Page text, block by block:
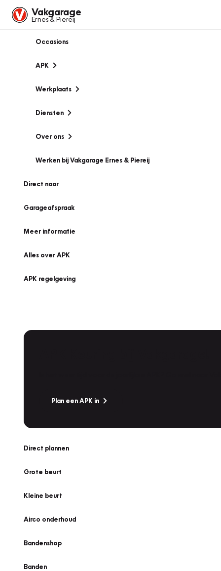
Vakgarage
Ernes & Piereij
Occasions
APK
Werkplaats
Diensten
Over ons
Werken bij Vakgarage Ernes & Piereij
Direct naar
Garageafspraak
Meer informatie
Alles over APK
APK regelgeving
Plan een APK in
Direct plannen
Grote beurt
Kleine beurt
Airco onderhoud
Bandenshop
Banden